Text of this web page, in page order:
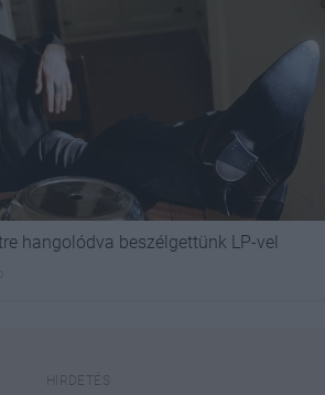
hangolódva beszélgettünk LP-vel